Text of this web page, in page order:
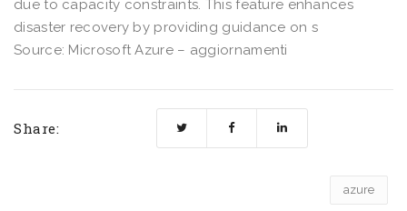
due to capacity constraints. This feature enhances
disaster recovery by providing guidance on s
Source: Microsoft Azure – aggiornamenti
Share:
azure